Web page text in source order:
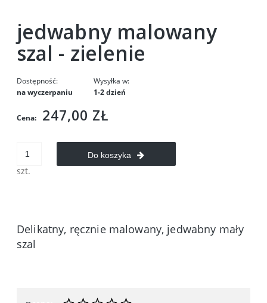
jedwabny malowany
szal - zielenie
Dostępność:
na wyczerpaniu
Wysyłka w:
1-2 dzień
Cena: 247,00 ZŁ
szt.
Do koszyka
Delikatny, ręcznie malowany, jedwabny mały
szal